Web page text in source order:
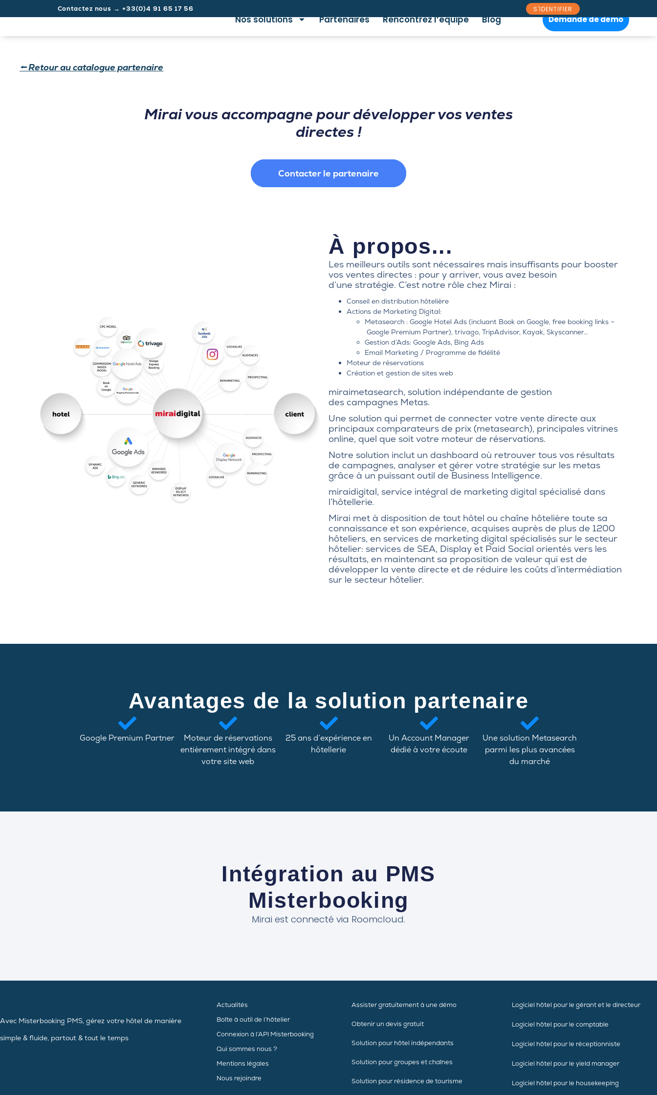
Contactez nous → +33(0)4 91 65 17 56 S'IDENTIFIER
Nos solutions Partenaires Rencontrez l’équipe Blog Demande de démo
⭠ Retour au catalogue partenaire
Mirai vous accompagne pour développer vos ventes
directes !
Contacter le partenaire
À propos...
Les meilleurs outils sont nécessaires mais insuffisants pour booster
vos ventes directes : pour y arriver, vous avez besoin
d’une stratégie. C’est notre rôle chez Mirai :
Conseil en distribution hôtelière
Actions de Marketing Digital:
Metasearch : Google Hotel Ads (incluant Book on Google, free booking links –
Google Premium Partner), trivago, TripAdvisor, Kayak, Skyscanner…
Gestion d’Ads: Google Ads, Bing Ads
Email Marketing / Programme de fidélité
Moteur de réservations
Création et gestion de sites web
miraimetasearch, solution indépendante de gestion
des campagnes Metas.
Une solution qui permet de connecter votre vente directe aux
principaux comparateurs de prix (metasearch), principales vitrines
online, quel que soit votre moteur de réservations.
Notre solution inclut un dashboard où retrouver tous vos résultats
de campagnes, analyser et gérer votre stratégie sur les metas
grâce à un puissant outil de Business Intelligence.
miraidigital, service intégral de marketing digital spécialisé dans
l’hôtellerie.
Mirai met à disposition de tout hôtel ou chaîne hôtelière toute sa
connaissance et son expérience, acquises auprès de plus de 1200
hôteliers, en services de marketing digital spécialisés sur le secteur
hôtelier: services de SEA, Display et Paid Social orientés vers les
résultats, en maintenant sa proposition de valeur qui est de
développer la vente directe et de réduire les coûts d’intermédiation
sur le secteur hôtelier.
Avantages de la solution partenaire
Google Premium Partner
Moteur de réservations
entièrement intégré dans
votre site web
25 ans d’expérience en
hôtellerie
Un Account Manager
dédié à votre écoute
Une solution Metasearch
parmi les plus avancées
du marché
Intégration au PMS
Misterbooking
Mirai est connecté via Roomcloud.
Avec Misterbooking PMS, gérez votre hôtel de manière
simple & fluide, partout & tout le temps
Actualités
Boîte à outil de l’hôtelier
Connexion à l’API Misterbooking
Qui sommes nous ?
Mentions légales
Nous rejoindre
Assister gratuitement à une démo
Obtenir un devis gratuit
Solution pour hôtel indépendants
Solution pour groupes et chaînes
Solution pour résidence de tourisme
Logiciel hôtel pour le gérant et le directeur
Logiciel hôtel pour le comptable
Logiciel hôtel pour le réceptionniste
Logiciel hôtel pour le yield manager
Logiciel hôtel pour le housekeeping
Launch login modal
Launch register modal